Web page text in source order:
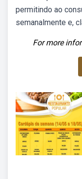
permitindo ao
semanalmente e,
For more